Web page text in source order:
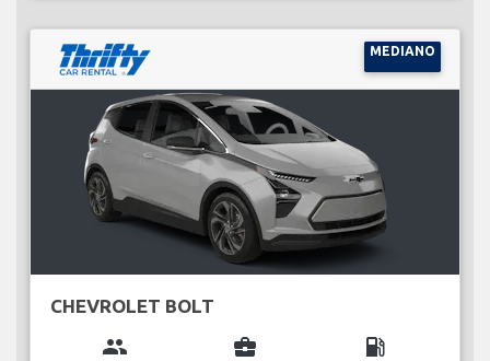
MEDIANO
CHEVROLET BOLT
group business_center local_gas_station